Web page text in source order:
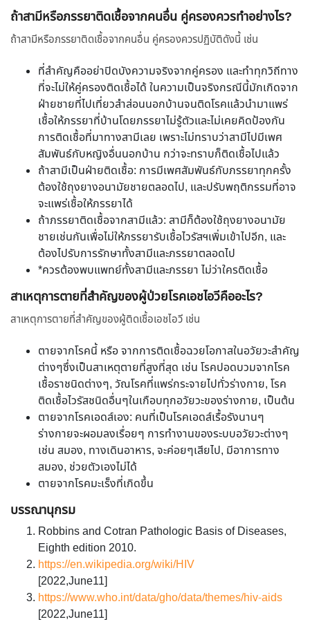
ถ้าสามีหรือภรรยาติดเชื้อจากคนอื่น คู่ครองควรทำอย่างไร?
ถ้าสามีหรือภรรยาติดเชื้อจากคนอื่น คู่ครองควรปฏิบัติดังนี้ เช่น
ที่สำคัญคืออย่าปิดบังความจริงจากคู่ครอง และทำทุกวิถีทาง
ที่จะไม่ให้คู่ครองติดเชื้อได้ ในความเป็นจริงกรณีนี้มักเกิดจาก
ฝ่ายชายที่ไปเที่ยวสำส่อนนอกบ้านจนติดโรคแล้วนำมาแพร่
เชื้อให้ภรรยาที่บ้านโดยภรรยาไม่รู้ตัวและไม่เคยคิดป้องกัน
การติดเชื้อที่มาทางสามีเลย เพราะไม่ทราบว่าสามีไปมีเพศ
สัมพันธ์กับหญิงอื่นนอกบ้าน กว่าจะทราบก็ติดเชื้อไปแล้ว
ถ้าสามีเป็นฝ่ายติดเชื้อ: การมีเพศสัมพันธ์กับภรรยาทุกครั้ง
ต้องใช้ถุงยางอนามัยชายตลอดไป, และปรับพฤติกรรมที่อาจ
จะแพร่เชื้อให้ภรรยาได้
ถ้าภรรยาติดเชื้อจากสามีแล้ว: สามีก็ต้องใช้ถุงยางอนามัย
ชายเช่นกันเพื่อไม่ให้ภรรยารับเชื้อไวรัสฯเพิ่มเข้าไปอีก, และ
ต้องไปรับการรักษาทั้งสามีและภรรยาตลอดไป
*ควรต้องพบแพทย์ทั้งสามีและภรรยา ไม่ว่าใครติดเชื้อ
สาเหตุการตายที่สำคัญของผู้ป่วยโรคเอชไอวีคืออะไร?
สาเหตุการตายที่สำคัญของผู้ติดเชื้อเอชไอวี เช่น
ตายจากโรคนี้ หรือ จากการติดเชื้อฉวยโอกาสในอวัยวะสำคัญ
ต่างๆซึ่งเป็นสาเหตุตายที่สูงที่สุด เช่น โรคปอดบวมจากโรค
เชื้อราชนิดต่างๆ, วัณโรคที่แพร่กระจายไปทั่วร่างกาย, โรค
ติดเชื้อไวรัสชนิดอื่นๆในเกือบทุกอวัยวะของร่างกาย, เป็นต้น
ตายจากโรคเอดส์เอง: คนที่เป็นโรคเอดส์เรื้อรังนานๆ
ร่างกายจะผอมลงเรื่อยๆ การทำงานของระบบอวัยวะต่างๆ
เช่น สมอง, ทางเดินอาหาร, จะค่อยๆเสียไป, มีอาการทาง
สมอง, ช่วยตัวเองไม่ได้
ตายจากโรคมะเร็งที่เกิดขึ้น
บรรณานุกรม
Robbins and Cotran Pathologic Basis of Diseases,
Eighth edition 2010.
https://en.wikipedia.org/wiki/HIV
[2022,June11]
https://www.who.int/data/gho/data/themes/hiv-aids
[2022,June11]